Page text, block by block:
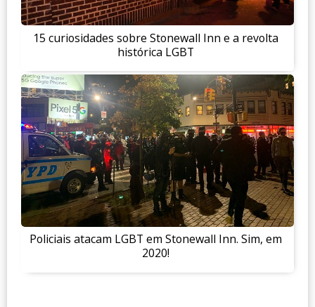
15 curiosidades sobre Stonewall Inn e a revolta
histórica LGBT
Policiais atacam LGBT em Stonewall Inn. Sim, em
2020!